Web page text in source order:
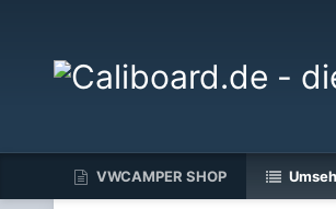
VWCAMPER SHOP